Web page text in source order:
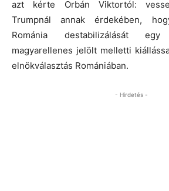
azt kérte Orbán Viktortól:
Trumpnál annak érdekében,
Románia destabilizálását
magyarellenes jelölt melletti
elnökválasztás Romániában.
- Hirdetés -